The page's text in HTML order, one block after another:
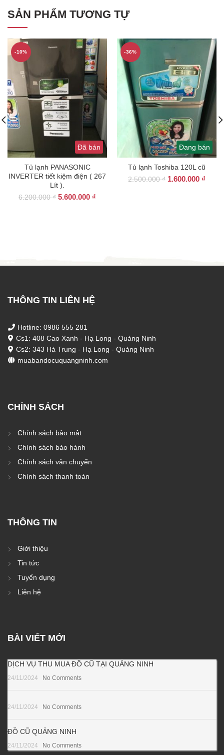
SẢN PHẨM TƯƠNG TỰ
Đã bán
-10%
Tủ lạnh PANASONIC
INVERTER tiết kiệm điện ( 267
Lít ).
6.200.000₫ Giá
5.600.000 ₫
Đang bán
-36%
Tủ lạnh Toshiba 120L cũ
2.500.000₫ Giá
1.600.000 ₫
THÔNG TIN LIÊN HỆ
Hotline: 0986 555 281
Cs1: 408 Cao Xanh - Hạ Long - Quảng Ninh
Cs2: 343 Hà Trung - Hạ Long - Quảng Ninh
muabandocuquangninh.com
CHÍNH SÁCH
Chính sách bảo mật
Chính sách bảo hành
Chính sách vận chuyển
Chính sách thanh toán
THÔNG TIN
Giới thiệu
Tin tức
Tuyển dụng
Liên hệ
BÀI VIẾT MỚI
DỊCH VỤ THU MUA ĐỒ CŨ TẠI QUẢNG NINH
24/11/2024 No Comments
24/11/2024 No Comments
ĐỒ CŨ QUẢNG NINH
24/11/2024 No Comments